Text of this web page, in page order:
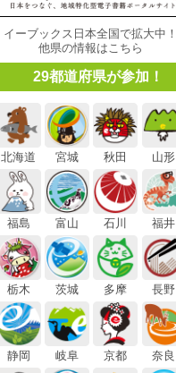
イーブックス日本全国で拡大中！
他県の情報はこちら
29都道府県が参加！
北海道 宮城 秋田 山形
福島 富山 石川 福井
栃木 茨城 多摩 長野
静岡 岐阜 京都 奈良